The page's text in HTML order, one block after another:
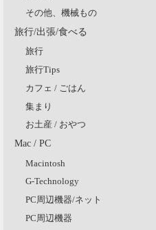
その他、機械もの
旅行/出張/食べる
旅行
旅行Tips
カフェ / ごはん
集まり
お土産 / おやつ
Mac / PC
Macintosh
G-Technology
PC周辺機器/ネット
PC周辺機器